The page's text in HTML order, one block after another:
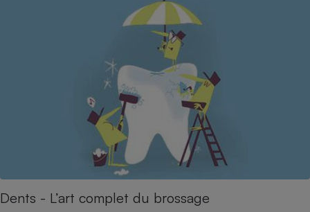
Dents - L’art complet du brossage